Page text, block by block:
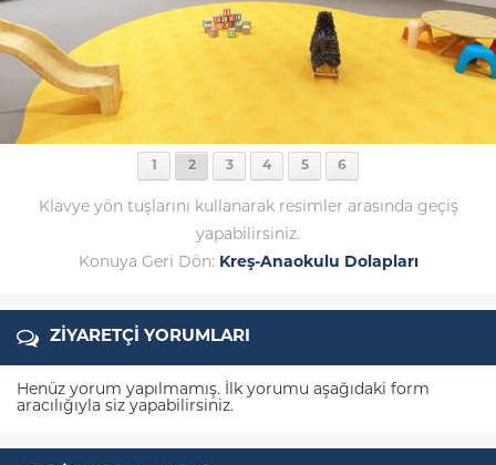
1 2 3 4 5 6
Klavye yön tuşlarını kullanarak resimler arasında geçiş
yapabilirsiniz.
Konuya Geri Dön: Kreş-Anaokulu Dolapları
ZİYARETÇİ YORUMLARI
Henüz yorum yapılmamış. İlk yorumu aşağıdaki form
aracılığıyla siz yapabilirsiniz.